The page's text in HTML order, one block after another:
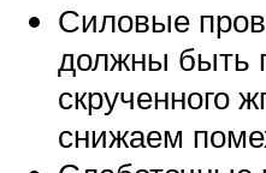
Силовые
должны быть
скрученного
снижаем